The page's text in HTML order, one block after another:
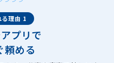
る理由 1
プリで
頼める